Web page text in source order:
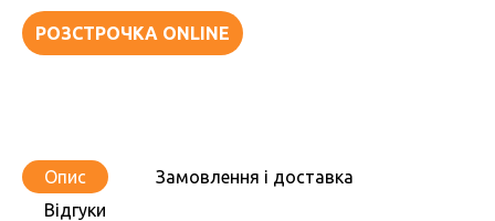
РОЗСТРОЧКА ONLINE
Опис
Замовлення і доставка
Відгуки